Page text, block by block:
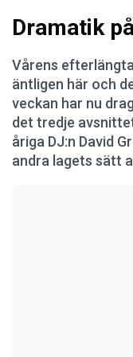
Dramatik
Vårens
äntligen här och
veckan har nu
det tredje
åriga DJ:n David
andra lagets sätt